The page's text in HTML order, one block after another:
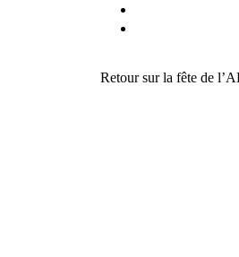
Retour sur la fête de